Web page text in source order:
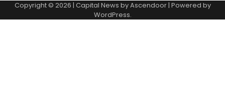
Copyright © 2026 | Capital News byAscendoor| Powered by
WordPress.